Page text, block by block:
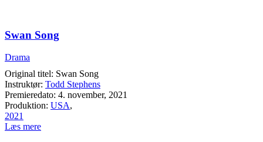
Swan Song
Drama
Original titel: Swan Song
Instruktør: Todd Stephens
Premieredato: 4. november, 2021
Produktion: USA,
2021
Læs mere